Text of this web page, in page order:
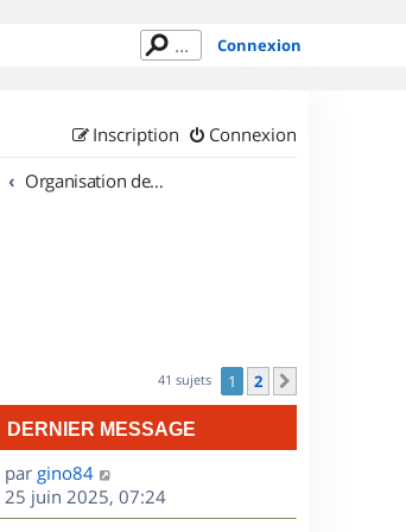
Connexion
Connexion
Inscription
Organisation de sorties en région Aquitaine
41 sujets 1 2
DERNIER MESSAGE
D
e
r
par gino84
25 juin 2025, 07:24